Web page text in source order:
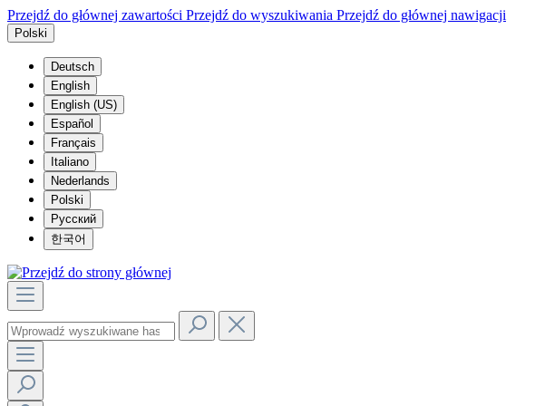
Przejdź do głównej zawartości Przejdź do wyszukiwania Przejdź do głównej nawigacji
Polski
Deutsch
English
English (US)
Español
Français
Italiano
Nederlands
Polski
Русский
한국어